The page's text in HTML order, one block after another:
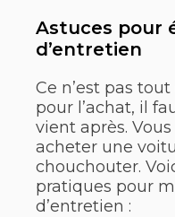
Astuces pour
d’entretien
Ce n’est pas
pour l’achat, il
vient après.
acheter une
chouchouter.
pratiques pour
d’entretien :